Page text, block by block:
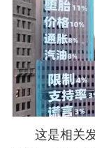
这是相关